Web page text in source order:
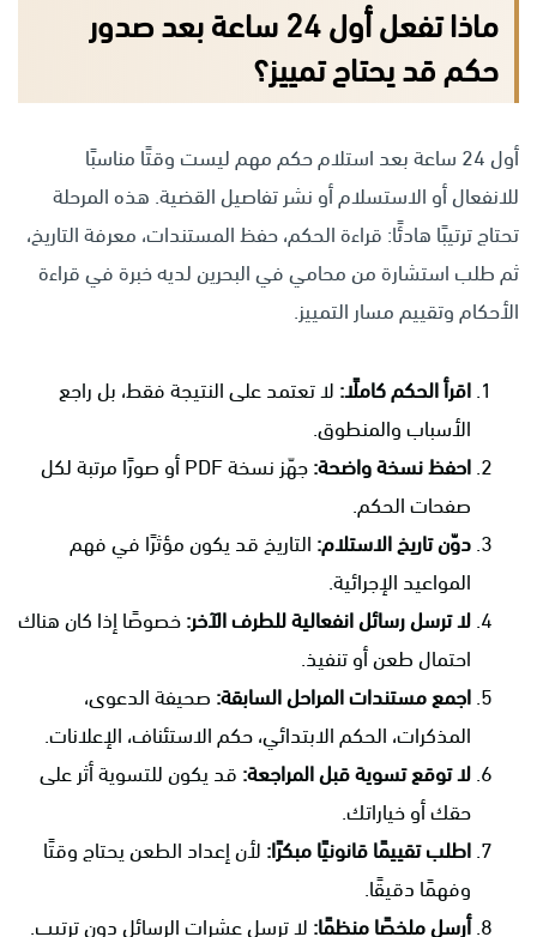
ماذا تفعل أول 24 ساعة بعد صدور
حكم قد يحتاج تمييز؟
أول 24 ساعة بعد استلام حكم مهم ليست وقتًا مناسبًا
للانفعال أو الاستسلام أو نشر تفاصيل القضية. هذه المرحلة
تحتاج ترتيبًا هادئًا: قراءة الحكم، حفظ المستندات، معرفة التاريخ،
ثم طلب استشارة من محامي في البحرين لديه خبرة في قراءة
الأحكام وتقييم مسار التمييز.
اقرأ الحكم كاملًا: لا تعتمد على النتيجة فقط، بل راجع
الأسباب والمنطوق.
احفظ نسخة واضحة:
جهّز نسخة PDF أو صورًا مرتبة لكل
صفحات الحكم.
دوّن تاريخ الاستلام: التاريخ قد يكون مؤثرًا في فهم
المواعيد الإجرائية.
لا ترسل رسائل انفعالية للطرف الآخر:خصوصًا إذا كان هناك
احتمال طعن أو تنفيذ.
اجمع مستندات المراحل السابقة: صحيفة الدعوى،
المذكرات، الحكم الابتدائي، حكم الاستئناف، الإعلانات.
لا توقع تسوية قبل المراجعة: قد يكون للتسوية أثر على
حقك أو خياراتك.
اطلب تقييمًا قانونيًا مبكرًا: لأن إعداد الطعن يحتاج وقتًا
وفهمًا دقيقًا.
أرسل ملخصًا منظمًا: لا ترسل عشرات الرسائل دون ترتيب.